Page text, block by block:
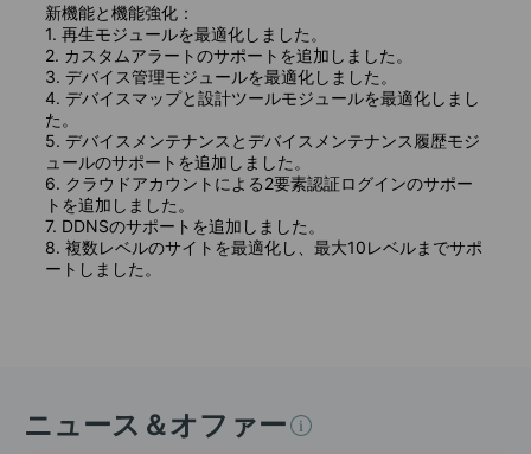
新機能と機能強化：
1. 再生モジュールを最適化しました。
2. カスタムアラートのサポートを追加しました。
3. デバイス管理モジュールを最適化しました。
4. デバイスマップと設計ツールモジュールを最適化しまし
た。
5. デバイスメンテナンスとデバイスメンテナンス履歴モジ
ュールのサポートを追加しました。
6. クラウドアカウントによる2要素認証ログインのサポー
トを追加しました。
7. DDNSのサポートを追加しました。
8. 複数レベルのサイトを最適化し、最大10レベルまでサポ
ートしました。
ニュース＆オファー